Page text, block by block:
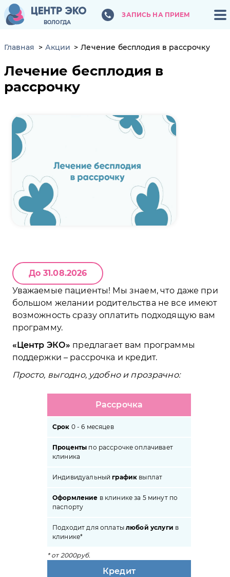
ВОЛОГДА
ЗАПИСЬ НА ПРИЕМ
ВОЛОГДА
ЗАПИСЬ НА ПРИЕМ
Главная Акции Лечение бесплодия в рассрочку
Лечение бесплодия в
рассрочку
До 31.08.2026
Уважаемые пациенты! Мы знаем, что даже при
большом желании родительства не все имеют
возможность сразу оплатить подходящую вам
программу.
Центр ЭКО
предлагает вам программы
поддержки – рассрочка и кредит.
Просто, выгодно, удобно и прозрачно:
Рассрочка
Срок 0 - 6 месяцев
Проценты по рассрочке оплачивает
клиника
Индивидуальныйграфик выплат
Оформление в клинике за 5 минут по
паспорту
Подходит для оплаты любой услуги в
клинике*
* от 2000руб.
Кредит